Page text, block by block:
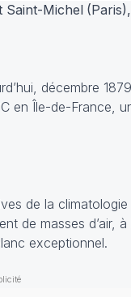
Saint-Michel
décembre
en Île-de-France,
de la
de masses d’air, à
exceptionnel.